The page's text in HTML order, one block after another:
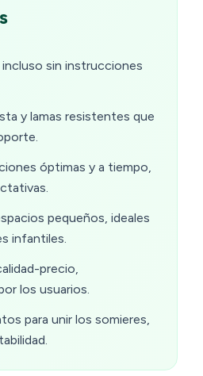
sin instrucciones
y lamas resistentes que
óptimas y a tiempo,
pequeños, ideales
infantiles.
precio,
los usuarios.
para unir los somieres,